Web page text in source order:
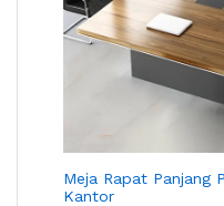
Meja Rapat Panjang
Kantor